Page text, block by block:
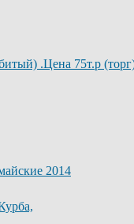
.Цена 75т.р
2014